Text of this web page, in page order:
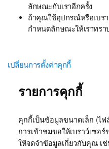
ลักษณะกับเราอีกครั้ง
ถ้าคุณใช้อุปกรณ์หรือเบร
กำหนดลักษณะให้เราทรา
เปลี่ยนการตั้งค่าคุกกี้
รายการคุกกี้
คุกกี้เป็นข้อมูลขนาดเล็ก (ไฟ
การเข้าชมขอให้เบราว์เซอ
ให้จดจำข้อมูลเกี่ยวกับคุณ เ